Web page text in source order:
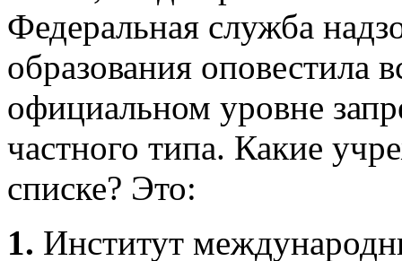
Федеральная служба
образования оповестила
официальном уровне
частного типа. Какие
списке? Это:
1. Институт